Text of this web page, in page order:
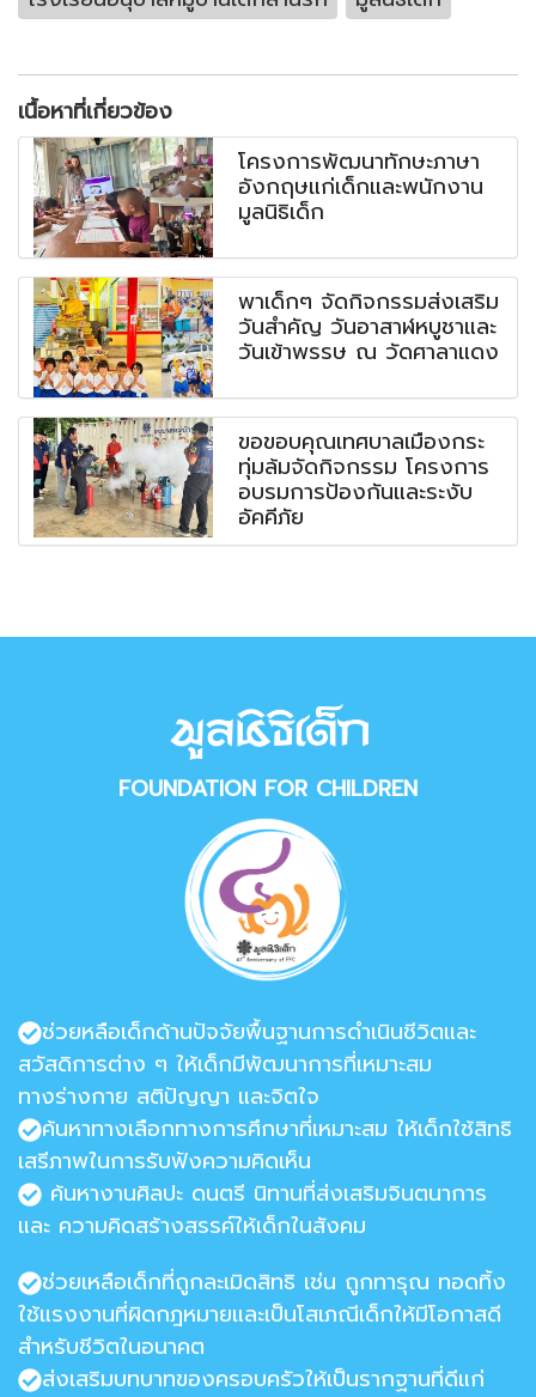
เนื้อหาที่เกี่ยวข้อง
โครงการพัฒนาทักษะภาษา
อังกฤษแก่เด็กและพนักงาน
มูลนิธิเด็ก
พาเด็กๆ จัดกิจกรรมส่งเสริม
วันสำคัญ วันอาสาฬหบูชาและ
วันเข้าพรรษ ณ วัดศาลาแดง
ขอขอบคุณเทศบาลเมืองกระ
ทุ่มล้มจัดกิจกรรม โครงการ
อบรมการป้องกันและระงับ
อัคคีภัย
FOUNDATION FOR CHILDREN
ช่วยหลือเด็กด้านปัจจัยพื้นฐานการดำเนินชีวิตและ
สวัสดิการต่าง ๆ ให้เด็กมีพัฒนาการที่เหมาะสม
ทางร่างกาย สติปัญญา และจิตใจ
ค้นหาทางเลือกทางการศึกษาที่เหมาะสม ให้เด็กใช้สิทธิ
เสรีภาพในการรับฟังความคิดเห็น
ค้นหางานศิลปะ ดนตรี นิทานที่ส่งเสริมจินตนาการ
และ ความคิดสร้างสรรค์ให้เด็กในสังคม
ช่วยเหลือเด็กที่ถูกละเมิดสิทธิ เช่น ถูกทารุณ ทอดทิ้ง
ใช้แรงงานที่ผิดกฎหมายและเป็นโสเภณีเด็กให้มีโอกาสดี
สำหรับชีวิตในอนาคต
ส่งเสริมบทบาทของครอบครัวให้เป็นรากฐานที่ดีแก่